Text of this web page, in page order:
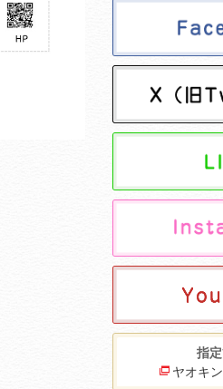
指
ヤオキ